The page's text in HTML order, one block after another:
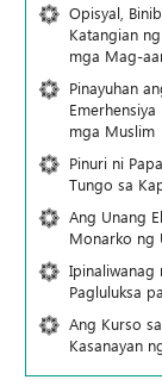
Opisyal,
Katangian
mga Mag-
Pinayuhan
mga Muslim
Pinuri ni
Tungo sa
Ang Unang
Monarko ng
Ipinaliwanag
Pagluluksa
Ang Kurso
Kasanayan